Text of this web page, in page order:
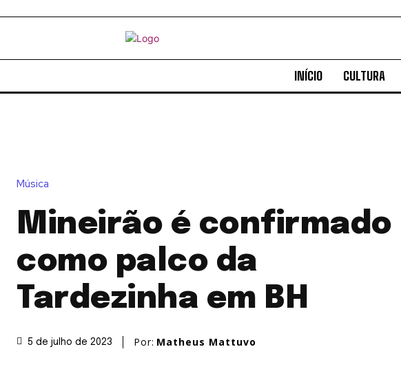
INÍCIO CULTURA
Música
Mineirão é confirmado
como palco da
Tardezinha em BH
5 de julho de 2023 Por: Matheus Mattuvo